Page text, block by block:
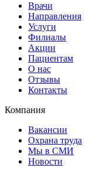
Врачи
Направления
Услуги
Филиалы
Акции
Пациентам
О нас
Отзывы
Контакты
Компания
Вакансии
Охрана труда
Мы в СМИ
Новости